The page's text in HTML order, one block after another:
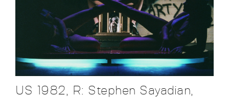
US 1982, R: Stephen Sayadian,